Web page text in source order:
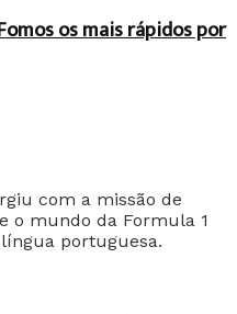
os mais rápidos por
com a missão de
o mundo da Formula 1
portuguesa.